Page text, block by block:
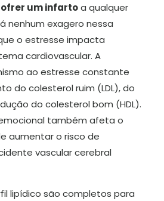
um infartoa qualquer
nenhum exagero nessa
o estresse impacta
cardiovascular. A
ao estresse constante
do colesterol ruim (LDL), do
do colesterol bom (HDL).
também afeta o
aumentar o risco de
vascular cerebral
lipídico são completos para